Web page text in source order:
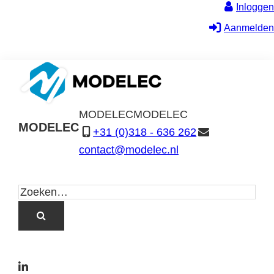
Inloggen
Aanmelden
MODELEC
MODELECMODELEC
+31 (0)318 - 636 262
contact@modelec.nl
L